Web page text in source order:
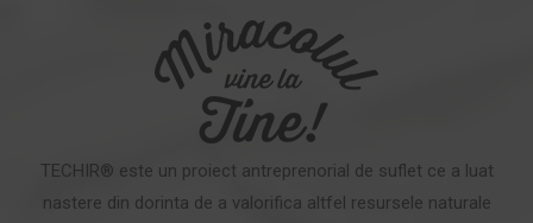
TECHIR® este un proiect antreprenorial de suflet ce a luat
nastere din dorinta de a valorifica altfel resursele naturale